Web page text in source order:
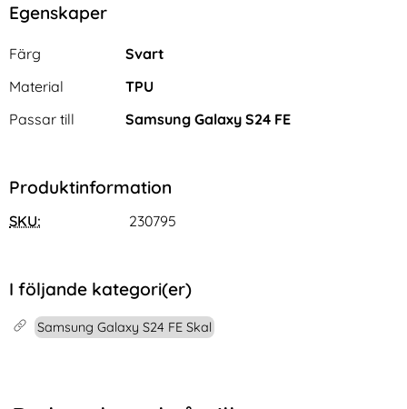
Egenskaper
Egenskaper/attribut för denna produkt
Attribut
Färg
Svart
Material
TPU
Passar till
Samsung Galaxy S24 FE
Produktinformation
SKU: 230795
I följande kategori(er)
Samsung Galaxy S24 FE Skal